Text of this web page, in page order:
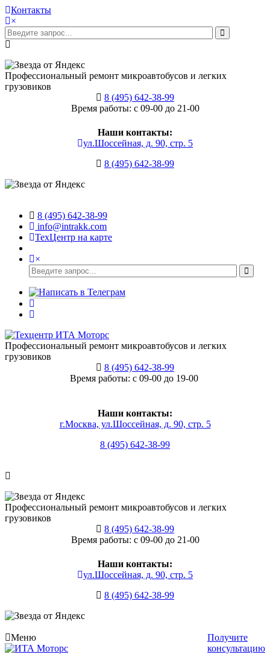
Контакты
×
Профессиональный ремонт микроавтобусов и легких
грузовиков
8 (495) 642-38-99
Время работы: с 09-00 до 21-00
Наши контакты:
ул.Шоссейная, д. 90, стр. 5
8 (495) 642-38-99
8 (495) 642-38-99
info@intrakk.com
ТехЦентр на карте
×
Профессиональный ремонт микроавтобусов и легких
грузовиков
8 (495) 642-38-99
Время работы: с 09-00 до 19-00
Наши контакты:
г.Москва, ул.Шоссейная, д. 90, стр. 5
8 (495) 642-38-99
Профессиональный ремонт микроавтобусов и легких
грузовиков
8 (495) 642-38-99
Время работы: с 09-00 до 21-00
Наши контакты:
ул.Шоссейная, д. 90, стр. 5
8 (495) 642-38-99
Получите
консультацию
Меню